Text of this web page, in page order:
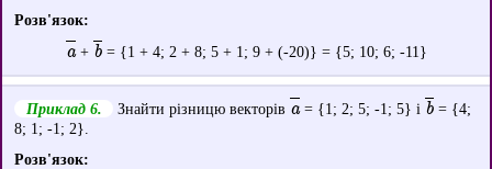
Розв'язок:
a+ b= {1 + 4; 2 + 8; 5 + 1; 9 + (-20)} = {5; 10; 6; -11}
Приклад 6. Знайти різницю векторів a= {1; 2; 5; -1; 5} і b = {4;
8; 1; -1; 2}.
Розв'язок: